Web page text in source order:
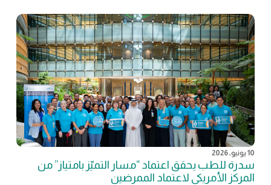
10 يونيو, 2026
سدرة للطب يحقق اعتماد “مسار التميّز بامتياز” من
المركز الأمريكي لاعتماد الممرضين